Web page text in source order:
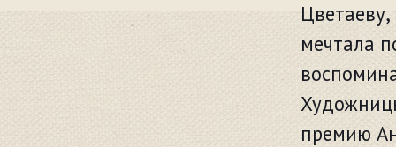
мечтала
премию